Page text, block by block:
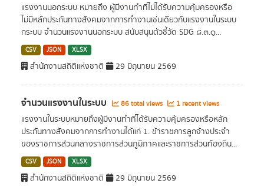
แรงงานนอกระบบ หมายถึง ผู้มีงานทําที่ไม่ได้รับความคุ้มครองหรือ
ไม่มีหลักประกันทางสังคมจากการทํางานเช่นเดียวกับแรงงานในระบบ
กระบบ จำนวนแรงงานนอกระบบ สนับสนุนตัวชี้วัด SDG ๘.๓.๑...
CSV JSON XLSX
สำนักงานสถิติแห่งชาติ 29 มิถุนายน 2569
จำนวนแรงงานในระบบ 86 total views 1 recent views
แรงงานในระบบหมายถึงผู้มีงานทําที่ได้รับความคุ้มครองหรือหลัก
ประกันทางสังคมจากการทํางานได้แก่ 1. ข้าราชการลูกจ้างประจํา
ของราชการส่วนกลางราชการส่วนภูมิภาคและราชการส่วนท้องถิ่น...
CSV JSON XLSX
สำนักงานสถิติแห่งชาติ 29 มิถุนายน 2569